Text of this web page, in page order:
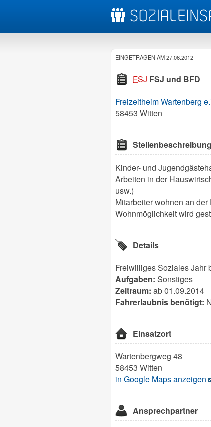
EINGETRAGEN AM 27.06.2012
FSJ FSJ und BFD
Freizeitheim Wartenberg
58453 Witten
Stellenbeschreibung
Kinder- und
Arbeiten in der
usw.)
Mitarbeiter wohnen an
Wohnmöglichkeit wird
Details
Freiwilliges Soziales Jahr
Aufgaben: Sonstiges
Zeitraum: ab 01.09.2014
Fahrerlaubnis benötigt:
Einsatzort
Wartenbergweg 48
58453 Witten
in Google Maps anzeigen
Ansprechpartner